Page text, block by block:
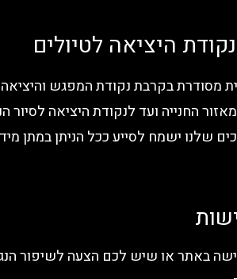
היציאה לטיולים
מסודרת בקרבת נקודת המפגש
החנייה ועד לנקודת היציאה
שלנו ישמח לסייע ככל הניתן במתן
באתר או שיש לכם הצעה לשיפור